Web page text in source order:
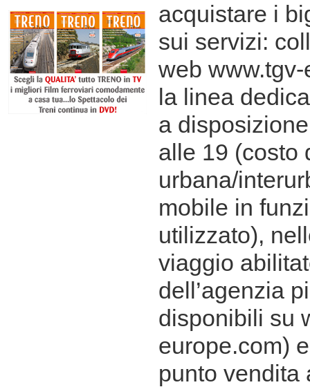
acquistare i
sui servizi:
web
la linea
a
alle 19 (costo
urbana/
mobile in
utilizzato),
viaggio
dell’agenzia
disponibili su
europe.com)
punto vendita